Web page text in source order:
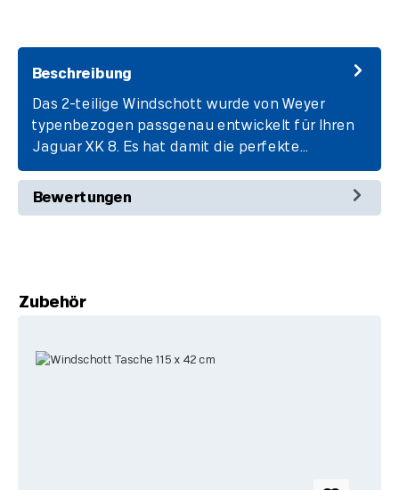
Beschreibung
Das 2-teilige Windschott wurde von Weyer
typenbezogen passgenau entwickelt für Ihren
Jaguar XK 8. Es hat damit die perfekte…
Bewertungen
Produktgalerie überspringen
Zubehör